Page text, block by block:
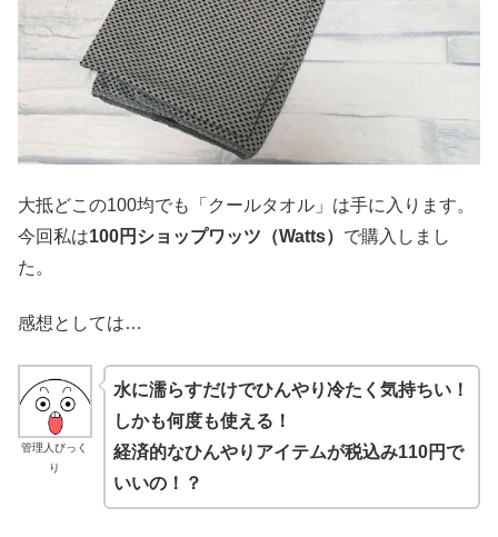
大抵どこの100均でも「クールタオル」は手に入ります。
今回私は100円ショップワッツ（Watts） で購入しまし
た。
感想としては…
管理人びっく
り
水に濡らすだけでひんやり冷たく気持ちい！
しかも何度も使える！
経済的なひんやりアイテムが税込み110円で
いいの！？